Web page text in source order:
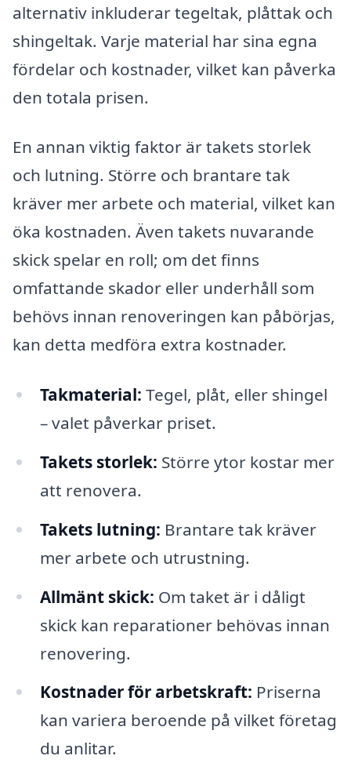
alternativ inkluderar tegeltak, plåttak och
shingeltak. Varje material har sina egna
fördelar och kostnader, vilket kan påverka
den totala prisen.
En annan viktig faktor är takets storlek
och lutning. Större och brantare tak
kräver mer arbete och material, vilket kan
öka kostnaden. Även takets nuvarande
skick spelar en roll; om det finns
omfattande skador eller underhåll som
behövs innan renoveringen kan påbörjas,
kan detta medföra extra kostnader.
Takmaterial: Tegel, plåt, eller shingel
– valet påverkar priset.
Takets storlek: Större ytor kostar mer
att renovera.
Takets lutning: Brantare tak kräver
mer arbete och utrustning.
Allmänt skick: Om taket är i dåligt
skick kan reparationer behövas innan
renovering.
Kostnader för arbetskraft: Priserna
kan variera beroende på vilket företag
du anlitar.